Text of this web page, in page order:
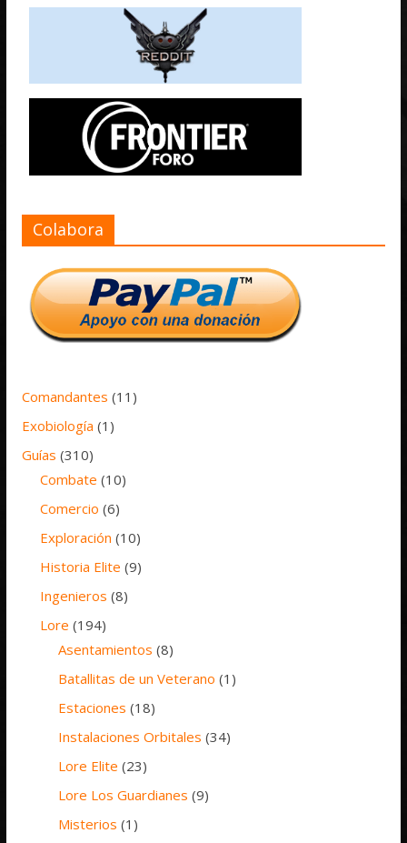
Colabora
Comandantes (11)
Exobiología (1)
Guías (310)
Combate (10)
Comercio (6)
Exploración (10)
Historia Elite (9)
Ingenieros (8)
Lore (194)
Asentamientos (8)
Batallitas de un Veterano (1)
Estaciones (18)
Instalaciones Orbitales (34)
Lore Elite (23)
Lore Los Guardianes (9)
Misterios (1)